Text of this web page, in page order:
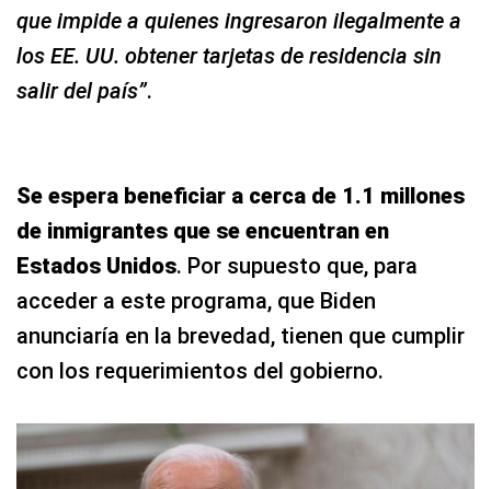
que impide a quienes ingresaron ilegalmente a
los EE. UU. obtener tarjetas de residencia sin
salir del país”.
Se espera beneficiar a cerca de 1.1 millones
de inmigrantes que se encuentran en
Estados Unidos. Por supuesto que, para
acceder a este programa, que Biden
anunciaría en la brevedad, tienen que cumplir
con los requerimientos del gobierno.